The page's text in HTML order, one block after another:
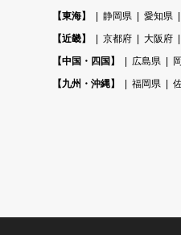
【東海】
静岡県 愛知県
【近畿】
京都府 大阪府
【中国・四国】
広島県
【九州・沖縄】
福岡県